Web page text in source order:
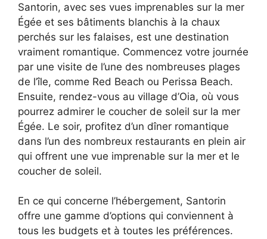
Santorin, avec ses vues imprenables sur la mer
Égée et ses bâtiments blanchis à la chaux
perchés sur les falaises, est une destination
vraiment romantique. Commencez votre journée
par une visite de l’une des nombreuses plages
de l’île, comme Red Beach ou Perissa Beach.
Ensuite, rendez-vous au village d’Oia, où vous
pourrez admirer le coucher de soleil sur la mer
Égée. Le soir, profitez d’un dîner romantique
dans l’un des nombreux restaurants en plein air
qui offrent une vue imprenable sur la mer et le
coucher de soleil.
En ce qui concerne l’hébergement, Santorin
offre une gamme d’options qui conviennent à
tous les budgets et à toutes les préférences.